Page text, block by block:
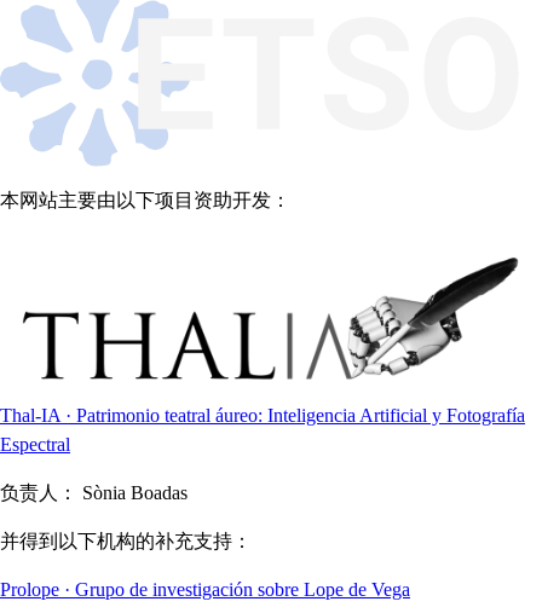
本网站主要由以下项目资助开发：
Thal-IA · Patrimonio teatral áureo: Inteligencia Artificial y Fotografía
Espectral
负责人： Sònia Boadas
并得到以下机构的补充支持：
Prolope · Grupo de investigación sobre Lope de Vega